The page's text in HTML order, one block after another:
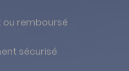
remboursé
sécurisé